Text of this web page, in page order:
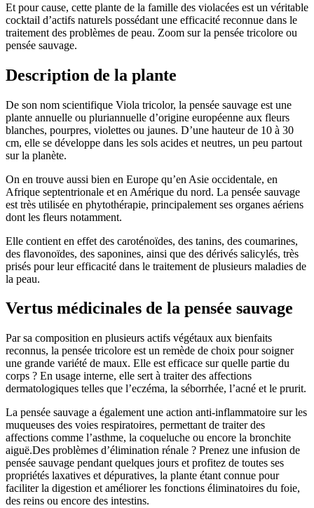
Et pour cause, cette plante de la famille des violacées est un véritable
cocktail d’actifs naturels possédant une efficacité reconnue dans le
traitement des problèmes de peau. Zoom sur la pensée tricolore ou
pensée sauvage.
Description de la plante
De son nom scientifique Viola tricolor, la pensée sauvage est une
plante annuelle ou pluriannuelle d’origine européenne aux fleurs
blanches, pourpres, violettes ou jaunes. D’une hauteur de 10 à 30
cm, elle se développe dans les sols acides et neutres, un peu partout
sur la planète.
On en trouve aussi bien en Europe qu’en Asie occidentale, en
Afrique septentrionale et en Amérique du nord. La pensée sauvage
est très utilisée en phytothérapie, principalement ses organes aériens
dont les fleurs notamment.
Elle contient en effet des caroténoïdes, des tanins, des coumarines,
des flavonoïdes, des saponines, ainsi que des dérivés salicylés, très
prisés pour leur efficacité dans le traitement de plusieurs maladies de
la peau.
Vertus médicinales de la pensée sauvage
Par sa composition en plusieurs actifs végétaux aux bienfaits
reconnus, la pensée tricolore est un remède de choix pour soigner
une grande variété de maux. Elle est efficace sur quelle partie du
corps ? En usage interne, elle sert à traiter des affections
dermatologiques telles que l’eczéma, la séborrhée, l’acné et le prurit.
La pensée sauvage a également une action anti-inflammatoire sur les
muqueuses des voies respiratoires, permettant de traiter des
affections comme l’asthme, la coqueluche ou encore la bronchite
aiguë.Des problèmes d’élimination rénale ? Prenez une infusion de
pensée sauvage pendant quelques jours et profitez de toutes ses
propriétés laxatives et dépuratives, la plante étant connue pour
faciliter la digestion et améliorer les fonctions éliminatoires du foie,
des reins ou encore des intestins.